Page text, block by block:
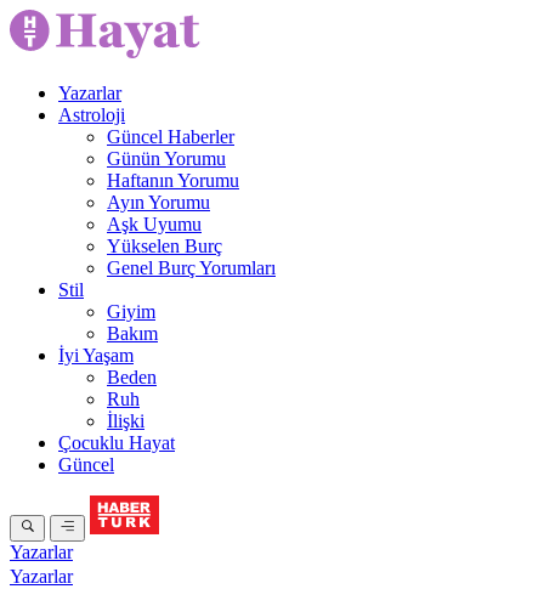
Yazarlar
Astroloji
Güncel Haberler
Günün Yorumu
Haftanın Yorumu
Ayın Yorumu
Aşk Uyumu
Yükselen Burç
Genel Burç Yorumları
Stil
Giyim
Bakım
İyi Yaşam
Beden
Ruh
İlişki
Çocuklu Hayat
Güncel
Yazarlar
Yazarlar